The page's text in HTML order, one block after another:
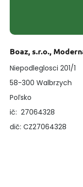
Boaz, s.r.o.,
Niepodleglosci 201/1
58-300 Walbrzych
Poľsko
ič: 27064328
dič: CZ27064328